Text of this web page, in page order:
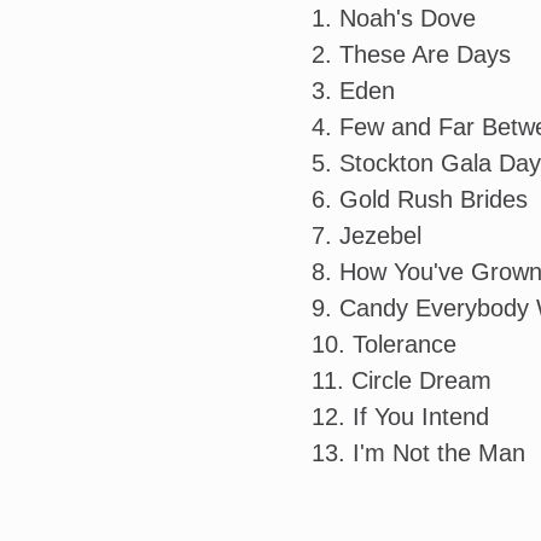
1. Noah's Dove
2. These Are Days
3. Eden
4. Few and Far
5. Stockton Gala
6. Gold Rush Brides
7. Jezebel
8. How You've Grown
9. Candy Everybody
10. Tolerance
11. Circle Dream
12. If You Intend
13. I'm Not the Man